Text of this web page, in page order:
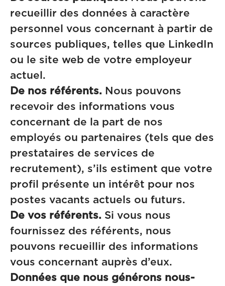
recueillir des données à caractère
personnel vous concernant à partir de
sources publiques, telles que LinkedIn
ou le site web de votre employeur
actuel.
De nos référents. Nous pouvons
recevoir des informations vous
concernant de la part de nos
employés ou partenaires (tels que des
prestataires de services de
recrutement), s’ils estiment que votre
profil présente un intérêt pour nos
postes vacants actuels ou futurs.
De vos référents. Si vous nous
fournissez des référents, nous
pouvons recueillir des informations
vous concernant auprès d’eux.
Données que nous générons nous-